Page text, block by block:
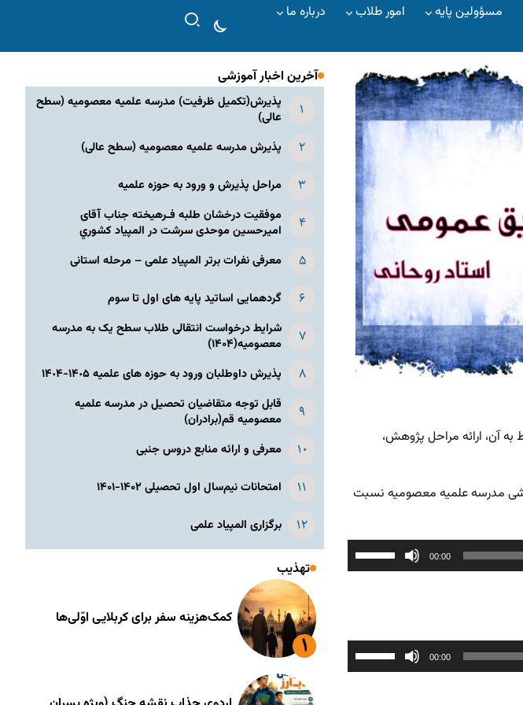
مسؤولین پایه امور طلاب درباره ما
آن، ارائه مراحل پژوهش،
مدرسه علمیه معصومیه نسبت
00:00
برای
افزایش
صدا
از
00:00
برای
افزایش
آخرین اخبار آموزشی
پذیرش(تکمیل ظرفیت) مدرسه علمیه معصومیه‌ (سطح
عالی)
پذیرش مدرسه علمیه معصومیه‌ (سطح عالی)
مراحل پذیرش و ورود به حوزه علمیه
موفقیت درخشان طلبه فـرهیخته جناب آقای
امیرحسین موحدی سرشت در المپياد كشوري
معرفی نفرات برتر المپیاد علمی – مرحله استانی
گردهمایی اساتید پایه های اول تا سوم
شرایط درخواست انتقالی طلاب سطح یک به مدرسه
معصومیه(۱۴۰۴)
پذیرش داوطلبان ورود به حوزه های علمیه ١۴٠۵-١۴٠۴
قابل توجه متقاضیان تحصیل در مدرسه علمیه
معصومیه قم(برادران)
معرفی و ارائه منابع دروس جنبی
امتحانات نیم‌سال اول تحصیلی ۱۴۰۲-۱۴۰۱
برگزاری المپیاد علمی
تهذیب
کمک‌هزینه سفر برای کربلایی اوّلی‌ها